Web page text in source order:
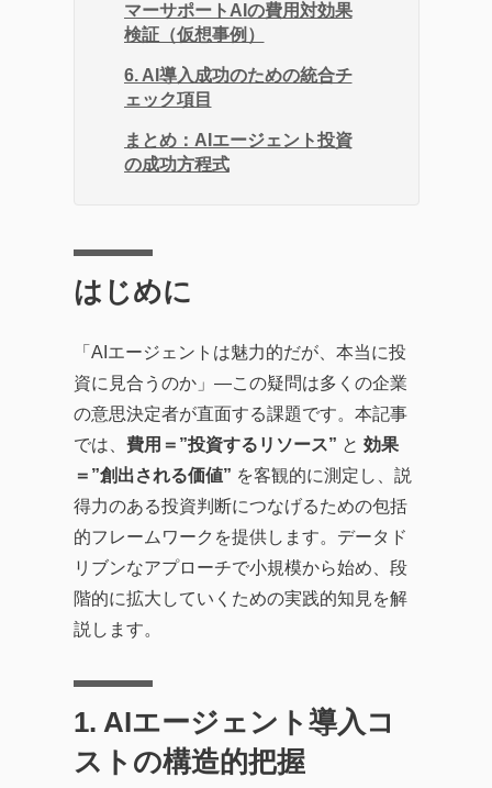
マーサポートAIの費用対効果
検証（仮想事例）
6. AI導入成功のための統合チ
ェック項目
まとめ：AIエージェント投資
の成功方程式
はじめに
「AIエージェントは魅力的だが、本当に投
資に見合うのか」—この疑問は多くの企業
の意思決定者が直面する課題です。本記事
では、 費用＝”投資するリソース” と 効果
＝”創出される価値” を客観的に測定し、説
得力のある投資判断につなげるための包括
的フレームワークを提供します。データド
リブンなアプローチで小規模から始め、段
階的に拡大していくための実践的知見を解
説します。
1. AIエージェント導入コ
ストの構造的把握